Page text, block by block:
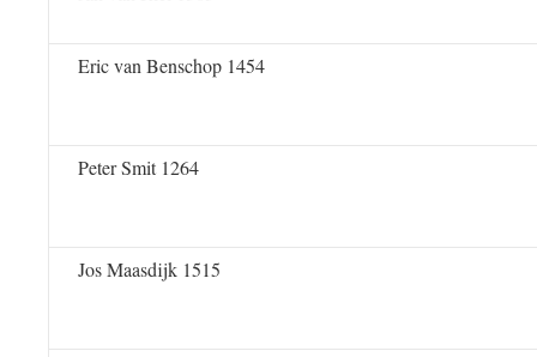
Eric van Benschop 1454
Peter Smit 1264
Jos Maasdijk 1515